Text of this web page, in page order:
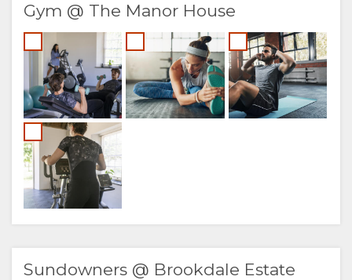
Gym @ The Manor House
Sundowners @ Brookdale Estate